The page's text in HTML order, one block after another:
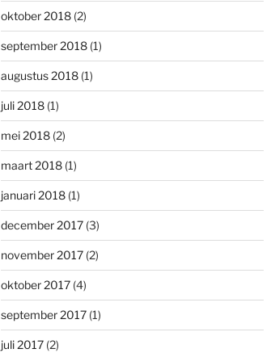
oktober 2018(2)
september 2018(1)
augustus 2018(1)
juli 2018(1)
mei 2018(2)
maart 2018(1)
januari 2018(1)
december 2017(3)
november 2017(2)
oktober 2017(4)
september 2017(1)
juli 2017(2)